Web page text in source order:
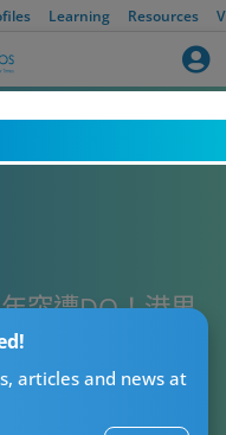
Learning Resources
articles and news at
突遭DQ！港男
要知